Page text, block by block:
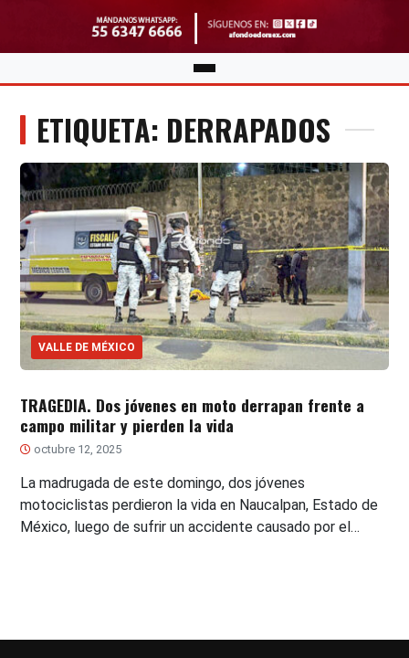
ETIQUETA: DERRAPADOS
VALLE DE MÉXICO
TRAGEDIA. Dos jóvenes en moto derrapan frente a
campo militar y pierden la vida
octubre 12, 2025
La madrugada de este domingo, dos jóvenes
motociclistas perdieron la vida en Naucalpan, Estado de
México, luego de sufrir un accidente causado por el…